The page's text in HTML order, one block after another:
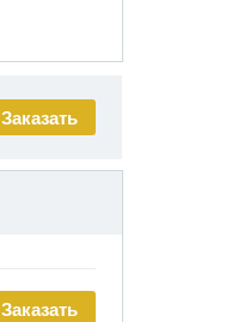
Заказать
Заказать